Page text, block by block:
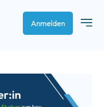
Anmelden